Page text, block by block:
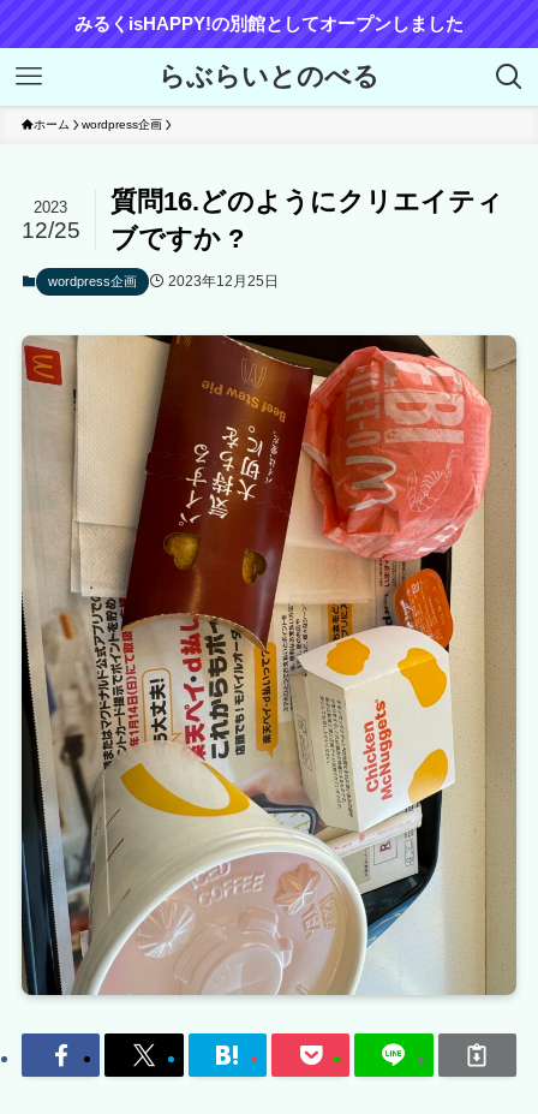
みるくisHAPPY!の別館としてオープンしました
らぶらいとのべる
ホーム wordpress企画
質問16.どのようにクリエイティ
ブですか ?
2023
12/25
wordpress企画 2023年12月25日